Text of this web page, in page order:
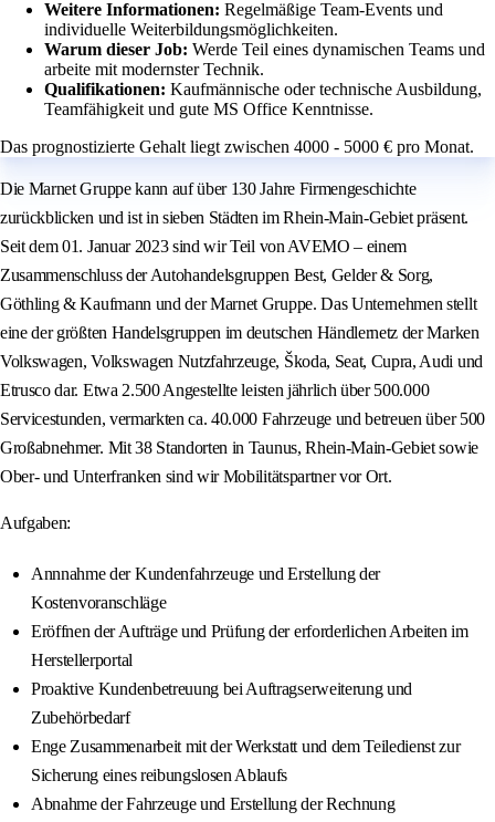
Weitere Informationen: Regelmäßige Team-Events und
individuelle Weiterbildungsmöglichkeiten.
Warum dieser Job: Werde Teil eines dynamischen Teams und
arbeite mit modernster Technik.
Qualifikationen: Kaufmännische oder technische Ausbildung,
Teamfähigkeit und gute MS Office Kenntnisse.
Das prognostizierte Gehalt liegt zwischen 4000 - 5000 € pro Monat.
Die Marnet Gruppe kann auf über 130 Jahre Firmengeschichte
zurückblicken und ist in sieben Städten im Rhein-Main-Gebiet präsent.
Seit dem 01. Januar 2023 sind wir Teil von AVEMO – einem
Zusammenschluss der Autohandelsgruppen Best, Gelder & Sorg,
Göthling & Kaufmann und der Marnet Gruppe. Das Unternehmen stellt
eine der größten Handelsgruppen im deutschen Händlernetz der Marken
Volkswagen, Volkswagen Nutzfahrzeuge, Škoda, Seat, Cupra, Audi und
Etrusco dar. Etwa 2.500 Angestellte leisten jährlich über 500.000
Servicestunden, vermarkten ca. 40.000 Fahrzeuge und betreuen über 500
Großabnehmer. Mit 38 Standorten in Taunus, Rhein-Main-Gebiet sowie
Ober- und Unterfranken sind wir Mobilitätspartner vor Ort.
Aufgaben:
Annnahme der Kundenfahrzeuge und Erstellung der
Kostenvoranschläge
Eröffnen der Aufträge und Prüfung der erforderlichen Arbeiten im
Herstellerportal
Proaktive Kundenbetreuung bei Auftragserweiterung und
Zubehörbedarf
Enge Zusammenarbeit mit der Werkstatt und dem Teiledienst zur
Sicherung eines reibungslosen Ablaufs
Abnahme der Fahrzeuge und Erstellung der Rechnung